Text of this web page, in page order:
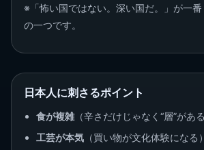
※「怖い国ではない。深い国だ。」が一
の一つです。
日本人に刺さるポイント
食が複雑（辛さだけじゃなく“層”がある
工芸が本気 （買い物が文化体験になる）